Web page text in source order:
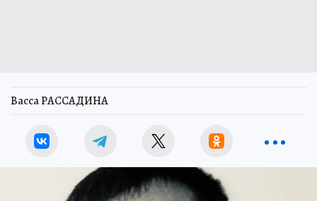
Васса РАССАДИНА